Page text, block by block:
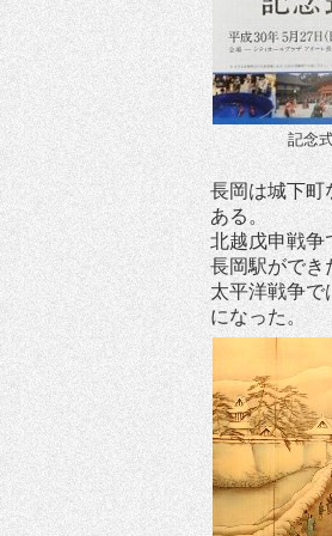
記念
長岡は城下町
ある。
北越戊申戦争
長岡駅ができ
太平洋戦争で
になった。